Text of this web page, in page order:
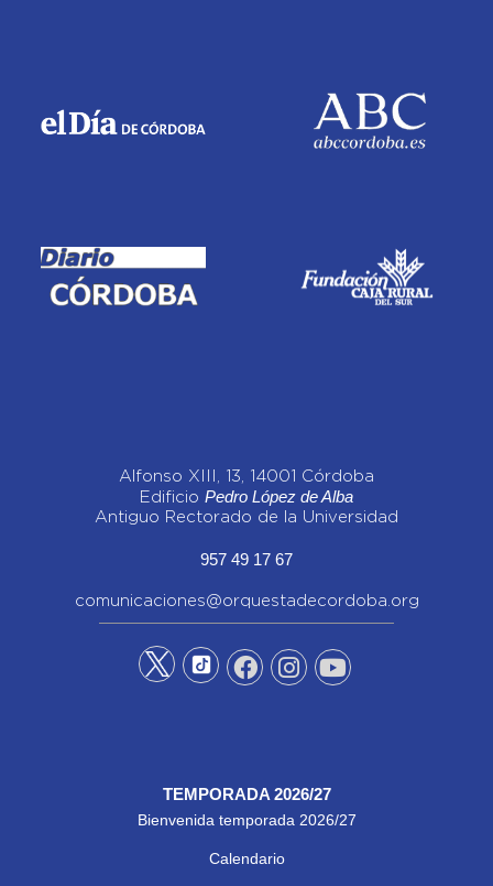
Alfonso XIII, 13, 14001 Córdoba
Edificio Pedro López de Alba
Antiguo Rectorado de la Universidad
957 49 17 67
comunicaciones@orquestadecordoba.org
TEMPORADA 2026/27
Bienvenida temporada 2026/27
Calendario